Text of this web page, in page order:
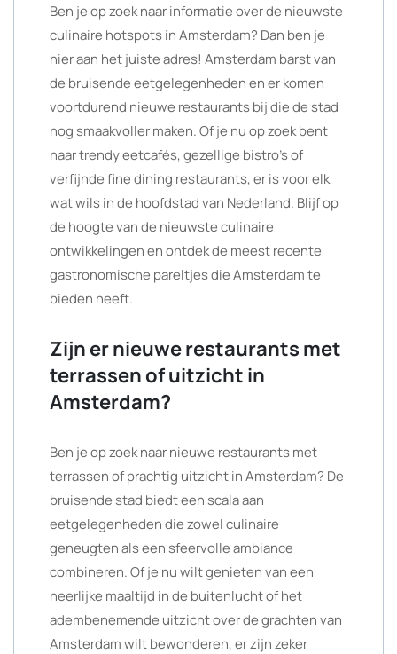
Ben je op zoek naar informatie over de nieuwste
culinaire hotspots in Amsterdam? Dan ben je
hier aan het juiste adres! Amsterdam barst van
de bruisende eetgelegenheden en er komen
voortdurend nieuwe restaurants bij die de stad
nog smaakvoller maken. Of je nu op zoek bent
naar trendy eetcafés, gezellige bistro’s of
verfijnde fine dining restaurants, er is voor elk
wat wils in de hoofdstad van Nederland. Blijf op
de hoogte van de nieuwste culinaire
ontwikkelingen en ontdek de meest recente
gastronomische pareltjes die Amsterdam te
bieden heeft.
Zijn er nieuwe restaurants met
terrassen of uitzicht in
Amsterdam?
Ben je op zoek naar nieuwe restaurants met
terrassen of prachtig uitzicht in Amsterdam? De
bruisende stad biedt een scala aan
eetgelegenheden die zowel culinaire
geneugten als een sfeervolle ambiance
combineren. Of je nu wilt genieten van een
heerlijke maaltijd in de buitenlucht of het
adembenemende uitzicht over de grachten van
Amsterdam wilt bewonderen, er zijn zeker